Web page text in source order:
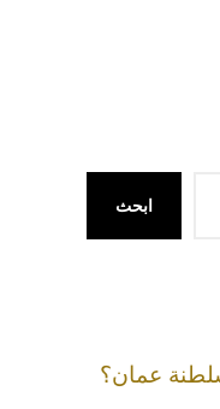
ابحث
عمان؟